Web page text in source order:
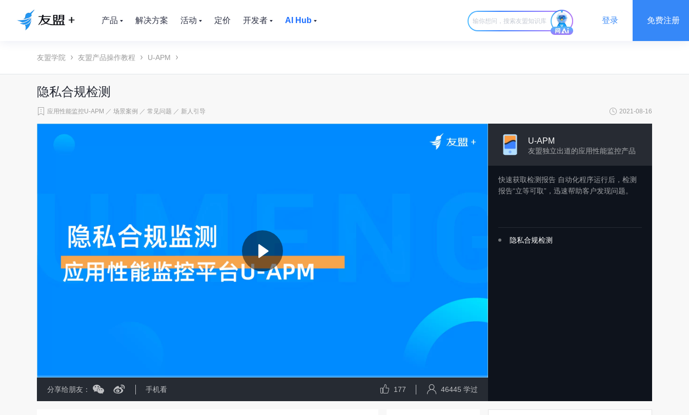
产品 解决方案 活动 定价 开发者 AI Hub 登录 免费注册
友盟学院 友盟产品操作教程 U-APM
隐私合规检测
应用性能监控U-APM ／ 场景案例 ／ 常见问题 ／ 新人引导 2021-08-16
分享给朋友： 手机看 46445 学过
177
U-APM
友盟独立出道的应用性能监控产品
快速获取检测报告 自动化程序运行后，检测
报告“立等可取”，迅速帮助客户发现问题。
隐私合规检测